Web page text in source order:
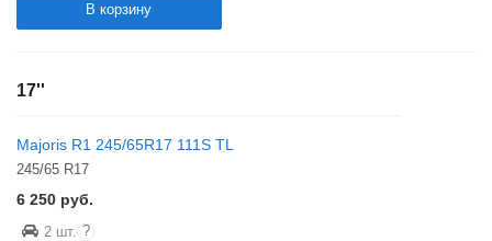
В корзину
17''
Majoris R1 245/65R17 111S TL
245/65 R17
6 250 руб.
2 шт. ?